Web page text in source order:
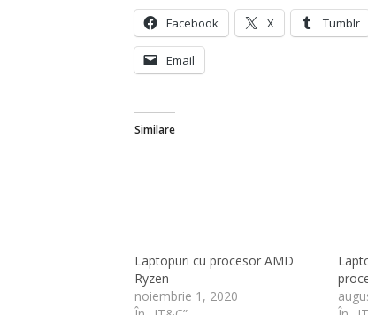
Facebook X Tumblr
Email
Similare
Laptopuri cu procesor AMD
Ryzen
noiembrie 1, 2020